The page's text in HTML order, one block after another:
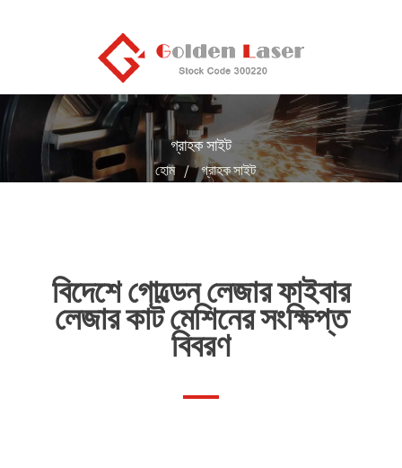
গ্রাহক সাইট
হোম গ্রাহক সাইট
বিদেশে গোল্ডেন লেজার ফাইবার
লেজার কাট মেশিনের সংক্ষিপ্ত
বিবরণ